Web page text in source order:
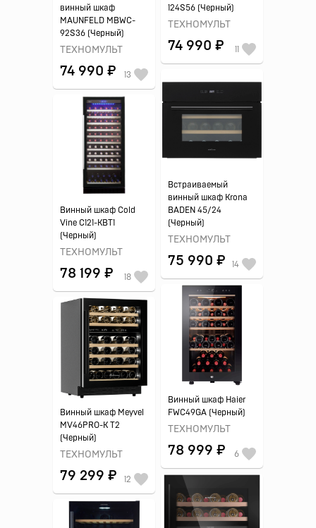
124S56 (Черный)
ТЕХНОМУЛЬТ
74 990 ₽ 11
винный шкаф
MAUNFELD MBWC-
92S36 (Черный)
ТЕХНОМУЛЬТ
74 990 ₽ 13
Встраиваемый
винный шкаф Krona
BADEN 45/24
(Черный)
ТЕХНОМУЛЬТ
75 990 ₽ 14
Винный шкаф Cold
Vine C121-KBT1
(Черный)
ТЕХНОМУЛЬТ
78 199 ₽ 18
Винный шкаф Haier
FWC49GA (Черный)
ТЕХНОМУЛЬТ
78 999 ₽ 6
Винный шкаф Meyvel
MV46PRO-K T2
(Черный)
ТЕХНОМУЛЬТ
79 299 ₽ 12